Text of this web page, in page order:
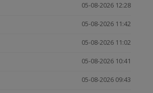
05-08-2026 12:28
05-08-2026 11:42
05-08-2026 11:02
05-08-2026 10:41
05-08-2026 09:43